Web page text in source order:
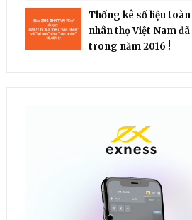
Thống kê số liệu
nhân thọ Việt Nam
trong năm 2016 !